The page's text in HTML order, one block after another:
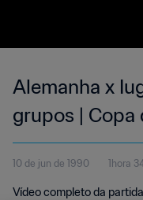
Alemanha x
grupos | Copa
1990, na Itália
10 de jun de 1990 1hora
Vídeo completo da